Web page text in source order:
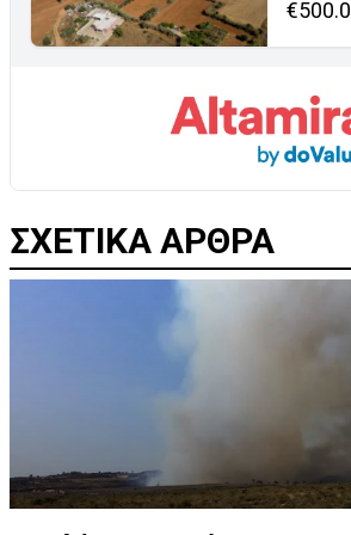
ΣΧΕΤΙΚΑ ΑΡΘΡΑ